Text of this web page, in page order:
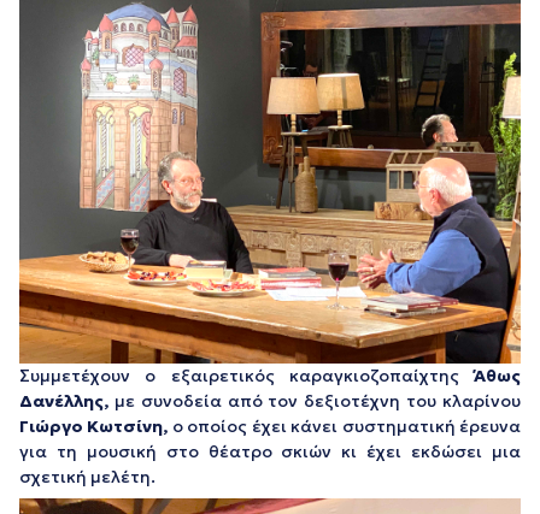
Συμμετέχουν ο εξαιρετικός καραγκιοζοπαίχτηςΆθως
Δανέλλης, με συνοδεία από τον δεξιοτέχνη του κλαρίνου
Γιώργο Κωτσίνη, ο οποίος έχει κάνει συστηματική έρευνα
για τη μουσική στο θέατρο σκιών κι έχει εκδώσει μια
σχετική μελέτη.